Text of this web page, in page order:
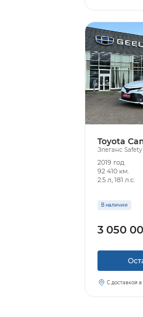
Toyota
Элеганс Safety
2019 год
92 410 км.
2.5 л, 181 л.с.
В наличии
3 050
С доставкой